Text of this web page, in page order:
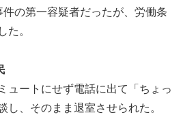
の第一容疑者だったが、労働条
た。
ュートにせず電話に出て「ちょっ
し、そのまま退室させられた。